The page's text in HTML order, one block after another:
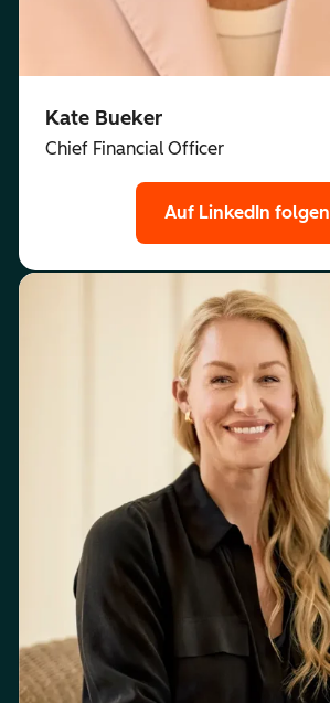
Kate Bueker
Chief Financial Officer
Auf LinkedIn folgen